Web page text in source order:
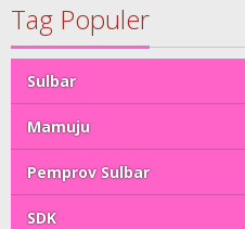
Tag Populer
Sulbar
Mamuju
Pemprov Sulbar
SDK